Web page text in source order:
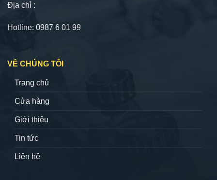
Địa chỉ :
Hotline: 0987 6 01 99
VỀ CHÚNG TÔI
Trang chủ
Cửa hàng
Giới thiệu
Tin tức
Liên hệ